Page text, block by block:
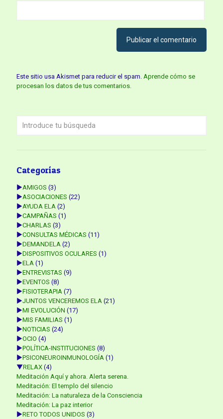
Este sitio usa Akismet para reducir el spam. Aprende cómo se
procesan los datos de tus comentarios.
Categorías
►AMIGOS (3)
►ASOCIACIONES (22)
►AYUDA ELA (2)
►CAMPAÑAS (1)
►CHARLAS (3)
►CONSULTAS MÉDICAS (11)
►DEMANDELA (2)
►DISPOSITIVOS OCULARES (1)
►ELA (1)
►ENTREVISTAS (9)
►EVENTOS (8)
►FISIOTERAPIA (7)
►JUNTOS VENCEREMOS ELA (21)
►MI EVOLUCIÓN (17)
►MIS FAMILIAS (1)
►NOTICIAS (24)
►OCIO (4)
►POLÍTICA-INSTITUCIONES (8)
►PSICONEUROINMUNOLOGÍA (1)
▼RELAX (4)
Meditación Aquí y ahora. Alerta serena.
Meditación: El templo del silencio
Meditación: La naturaleza de la Consciencia
Meditación: La paz interior
►RETO TODOS UNIDOS (3)